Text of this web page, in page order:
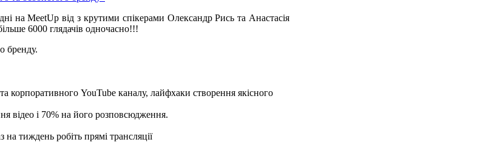
на MeetUp від з крутими спікерами Олександр Рись та Анастасія
6000 глядачів одночасно!!!
бренду.
YouTube каналу, лайфхаки створення якісного
відео і 70% на його розповсюдження.
тиждень робіть прямі трансляції